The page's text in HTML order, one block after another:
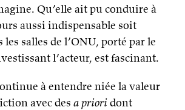
Qu’elle ait pu conduire à
aussi indispensable soit
salles de l’ONU, porté par le
l’acteur, est fascinant.
à entendre niée la valeur
avec des a prioridont